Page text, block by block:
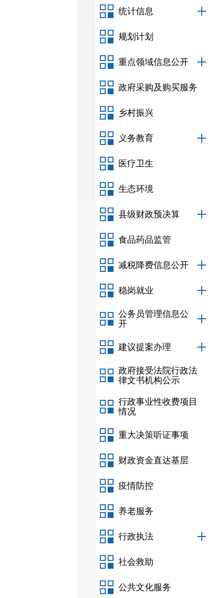
统计信息
规划计划
重点领域信息公开
政府采购及购买服务
乡村振兴
义务教育
医疗卫生
生态环境
县级财政预决算
食品药品监管
减税降费信息公开
稳岗就业
公务员管理信息公
开
建议提案办理
政府接受法院行政法
律文书机构公示
行政事业性收费项目
情况
重大决策听证事项
财政资金直达基层
疫情防控
养老服务
行政执法
社会救助
公共文化服务